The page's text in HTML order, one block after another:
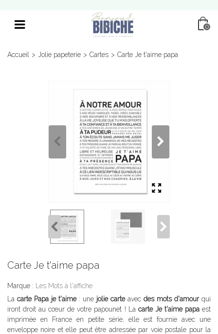
0
Accueil > Jolie papeterie > Cartes > Carte Je t'aime papa
Carte Je t'aime papa
Marque :
Les Mots à l'affiche
La carte Papa je t'aime: une jolie carteavec des mots d'amourqui
iront droit au cœur de votre papounet ! La carte Je t'aime papaest
imprimée en France en petite série, elle est fournie avec une
enveloppe noire et elle peut être adressée par voie postale pour la